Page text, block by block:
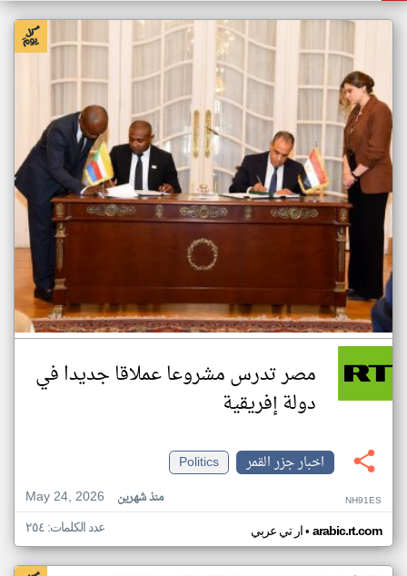
مصر تدرس مشروعا عملاقا جديدا في
دولة إفريقية
اخبار جزر القمر
Politics
May 24, 2026
منذ شهرين NH91ES
ار تي عربي• arabic.rt.com عدد الكلمات: ٢٥٤